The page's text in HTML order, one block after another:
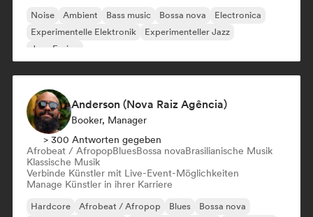
Noise Ambient Bass music Bossa nova
Electronica
Experimentelle Elektronik
Experimenteller Jazz
Jazz-Fusion
Anderson (Nova Raiz Agência)
Booker, Manager
> 300 Antworten gegeben
Afrobeat / AfropopBluesBossa novaBrasilianische Musik
Klassische Musik
Verbinde Künstler mit Live-Event-Möglichkeiten
Manage Künstler in ihrer Karriere
Hardcore Afrobeat / Afropop Blues
Bossa nova